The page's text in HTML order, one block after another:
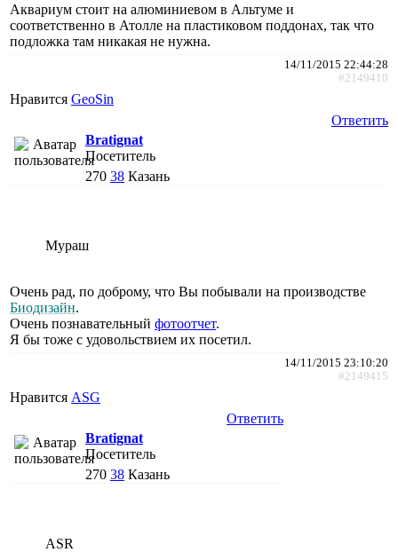
Аквариум стоит на алюминиевом в Альтуме и
соответственно в Атолле на пластиковом поддонах, так что
подложка там никакая не нужна.
14/11/2015 22:44:28
#2149410
Нравится GeoSin
Ответить
Bratignat
Посетитель
270 38 Казань
Мураш
Очень рад, по доброму, что Вы побывали на производстве
Биодизайн.
Очень познавательный фотоотчет.
Я бы тоже с удовольствием их посетил.
14/11/2015 23:10:20
#2149415
Нравится АSG
Ответить
Bratignat
Посетитель
270 38 Казань
ASR